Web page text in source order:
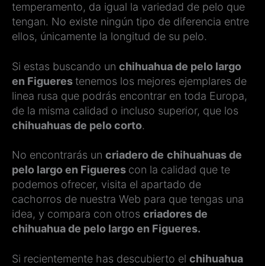
temperamento, da igual la variedad de pelo que
tengan. No existe ningún tipo de diferencia entre
ellos, únicamente la longitud de su pelo.
Si estas buscando un chihuahua de pelo largo
en Figuerestenemos los mejores ejemplares de
linea rusa que podrás encontrar en toda Europa,
de la misma calidad o incluso superior, que los
chihuahuas de pelo corto.
No encontrarás un criadero de chihuahuas de
pelo largo en Figueres con la calidad que te
podemos ofrecer, visita el apartado de
cachorros de nuestra Web para que tengas una
idea, y compara con otros criadores de
chihuahua de pelo largo en Figueres.
Si recientemente has descubierto el chihuahua